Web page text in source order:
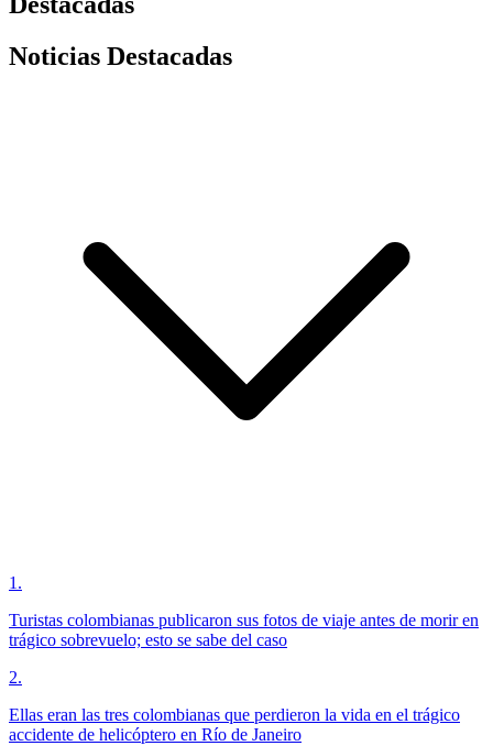
Noticias Destacadas
1 .
Turistas colombianas publicaron sus fotos de viaje antes de morir en
trágico sobrevuelo; esto se sabe del caso
2.
Ellas eran las tres colombianas que perdieron la vida en el trágico
accidente de helicóptero en Río de Janeiro